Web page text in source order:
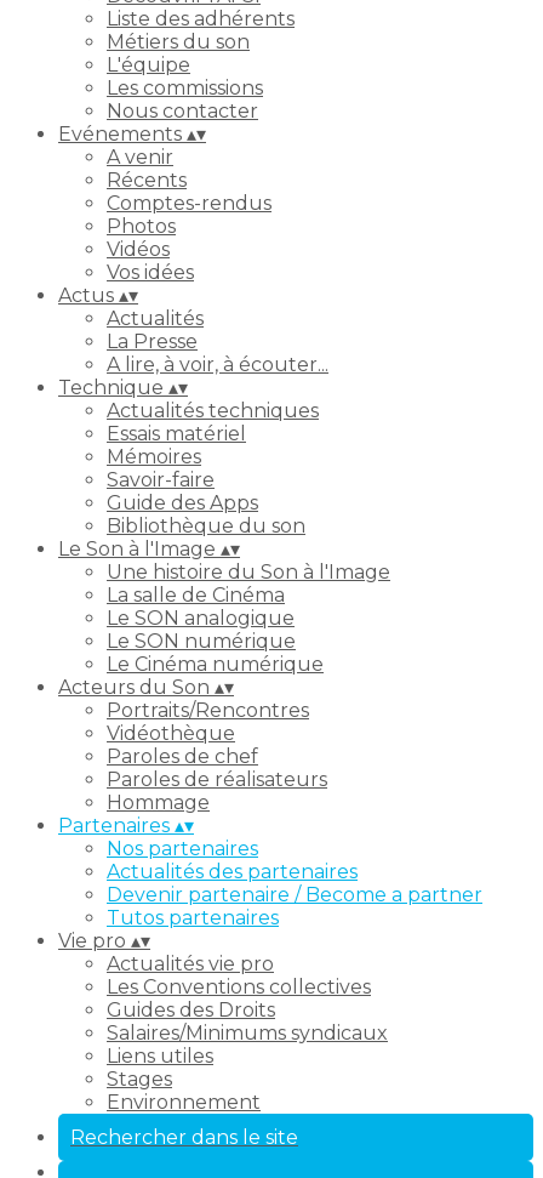
Liste des adhérents
Métiers du son
L'équipe
Les commissions
Nous contacter
Evénements ▴▾
A venir
Récents
Comptes-rendus
Photos
Vidéos
Vos idées
Actus ▴▾
Actualités
La Presse
A lire, à voir, à écouter...
Technique ▴▾
Actualités techniques
Essais matériel
Mémoires
Savoir-faire
Guide des Apps
Bibliothèque du son
Le Son à l'Image ▴▾
Une histoire du Son à l'Image
La salle de Cinéma
Le SON analogique
Le SON numérique
Le Cinéma numérique
Acteurs du Son ▴▾
Portraits/Rencontres
Vidéothèque
Paroles de chef
Paroles de réalisateurs
Hommage
Partenaires ▴▾
Nos partenaires
Actualités des partenaires
Devenir partenaire / Become a partner
Tutos partenaires
Vie pro ▴▾
Actualités vie pro
Les Conventions collectives
Guides des Droits
Salaires/Minimums syndicaux
Liens utiles
Stages
Environnement
Rechercher dans le site